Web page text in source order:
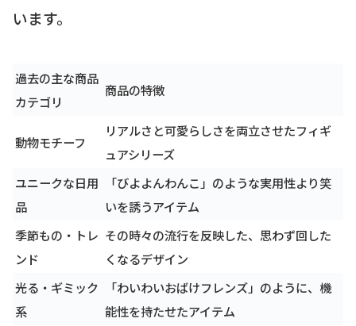
います。
過去の主な商品
カテゴリ
商品の特徴
動物モチーフ
リアルさと可愛らしさを両立させたフィギ
ュアシリーズ
ユニークな日用
品
「びよよんわんこ」のような実用性より笑
いを誘うアイテム
季節もの・トレ
ンド
その時々の流行を反映した、思わず回した
くなるデザイン
光る・ギミック
系
「わいわいおばけフレンズ」のように、機
能性を持たせたアイテム